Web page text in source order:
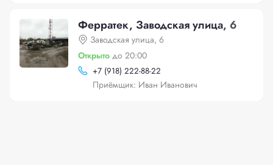
Ферратек, Заводская улица, 6
Заводская улица, 6
Открыто до 20:00
+7 (918) 222-88-22
Приёмщик: Иван Иванович